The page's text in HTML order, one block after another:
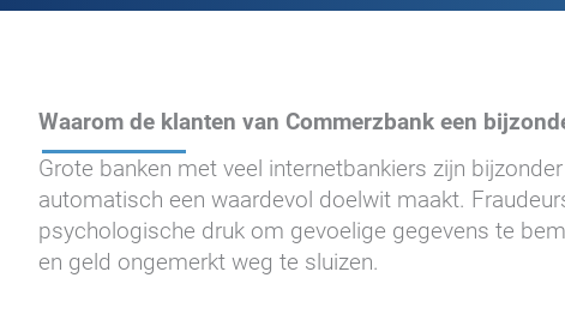
Waarom de klanten van Commerzbank een
Grote banken met veel internetbankiers zijn
automatisch een waardevol doelwit maakt.
psychologische druk om gevoelige gegevens te
en geld ongemerkt weg te sluizen.